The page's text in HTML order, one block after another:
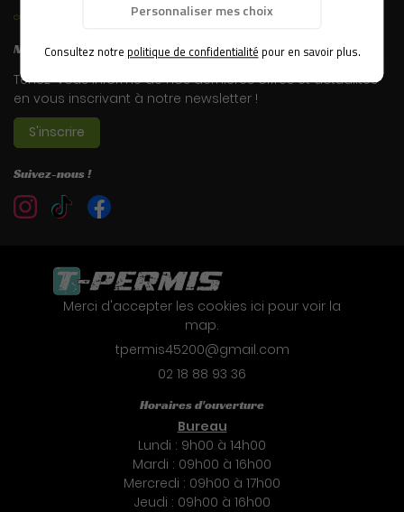
Personnaliser mes choix
Consultez notre politique de confidentialité pour en savoir plus.
ACTUALITÉS
Tarifs
Notre newsletter
Tenez-vous informé de nos dernières offres et actualités
en vous inscrivant à notre newsletter !
S'inscrire
Suivez-nous !
Merci d'accepter les cookies ici pour voir la
map.
02 18 88 93 36
Horaires d'ouverture
Bureau
Lundi : 9h00 à 14h00
Mardi : 09h00 à 16h00
Mercredi : 09h00 à 17h00
Jeudi : 09h00 à 16h00